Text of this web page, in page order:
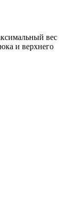
вес
и верхнего